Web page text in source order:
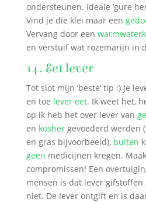
ondersteunen. Ideale ‘gure
Vind je die klei maar een
Vervang door een
en verstuif wat rozemarijn in
14. Eet lever
Tot slot mijn ‘beste’ tip :) Je
en toe lever eet. Ik weet het,
op ik heb het over lever van
en koshergevoederd werden
en gras bijvoorbeeld), buiten
geen medicijnen kregen.
compromissen! Een
mensen is dat lever
niet. De lever ontgift en is